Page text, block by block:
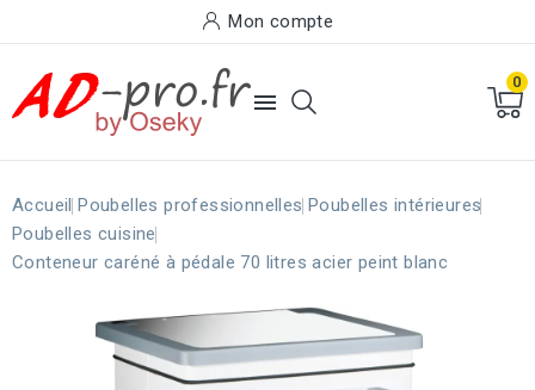
Mon compte

0
Accueil Poubelles professionnelles Poubelles intérieures
Poubelles cuisine
Conteneur caréné à pédale 70 litres acier peint blanc